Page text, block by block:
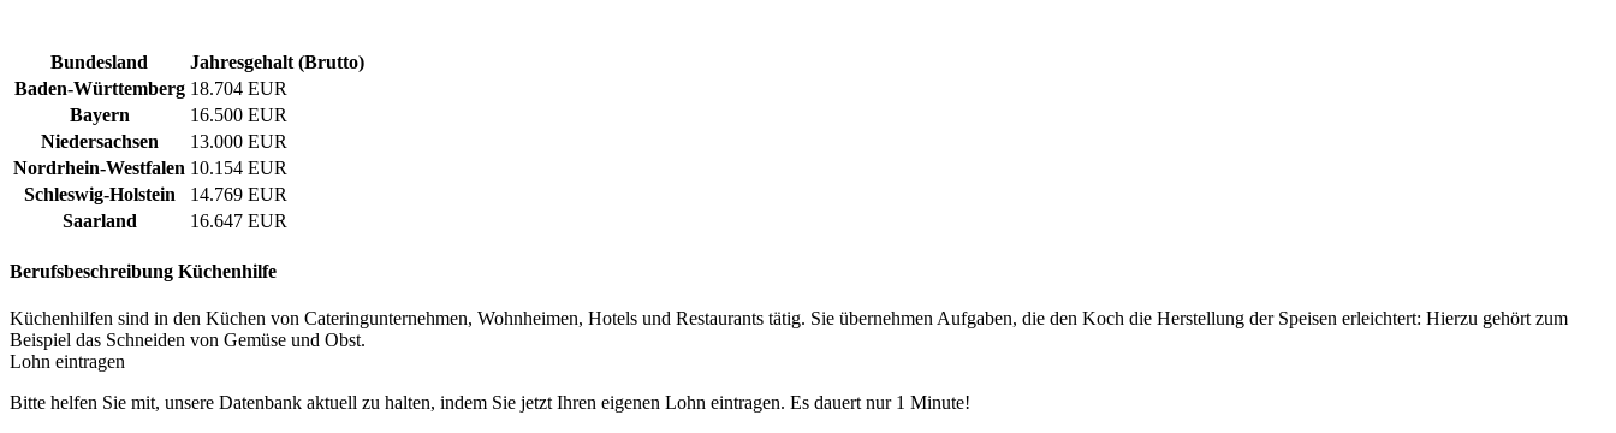
Bundesland
Jahresgehalt (Brutto)
Baden-Württemberg 18.704 EUR
Bayern
16.500 EUR
Niedersachsen
13.000 EUR
Nordrhein-Westfalen 10.154 EUR
Schleswig-Holstein
14.769 EUR
Saarland
16.647 EUR
Berufsbeschreibung Küchenhilfe
Küchenhilfen sind in den Küchen von Cateringunternehmen, Wohnheimen, Hotels und Restaurants tätig. Sie übernehmen Aufgaben, die den Koch die Herstellung der Speisen erleichtert: Hierzu gehört zum
Beispiel das Schneiden von Gemüse und Obst.
Lohn eintragen
Bitte helfen Sie mit, unsere Datenbank aktuell zu halten, indem Sie jetzt Ihren eigenen Lohn eintragen. Es dauert nur 1 Minute!